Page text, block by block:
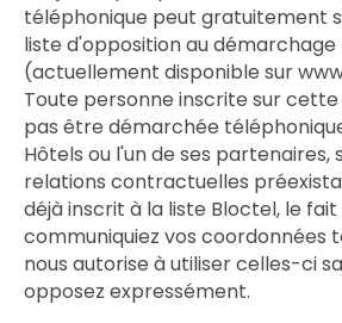
téléphonique peut gratuitement
liste d'opposition au
(actuellement disponible sur
Toute personne inscrite sur
pas être démarchée
Hôtels ou l'un de ses partenaires,
relations contractuelles
déjà inscrit à la liste Bloctel, le fait
communiquiez vos coordonnées
nous autorise à utiliser celles-ci
opposez expressément.